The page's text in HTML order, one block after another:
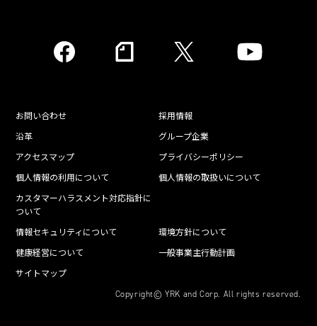
お問い合わせ 採用情報
沿革 グループ企業
アクセスマップ プライバシーポリシー
個人情報の利用について 個人情報の取扱いについて
カスタマーハラスメント対応指針に
ついて
情報セキュリティについて 環境方針について
健康経営について 一般事業主行動計画
サイトマップ
Copyright© YRK and Corp. All rights reserved.